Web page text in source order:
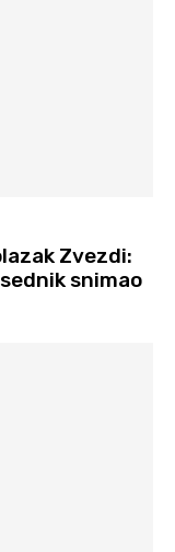
Zvezdi:
snimao